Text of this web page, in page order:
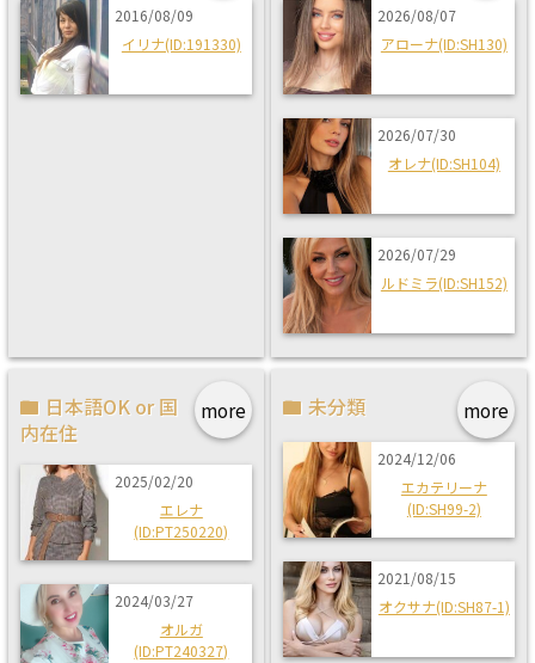
2016/08/09
イリナ(ID:191330)
2026/08/07
アローナ(ID:SH130)
2026/07/30
オレナ(ID:SH104)
2026/07/29
ルドミラ(ID:SH152)
more
日本語OK or 国
内在住
2025/02/20
エレナ
(ID:PT250220)
2024/03/27
オルガ
(ID:PT240327)
more
未分類
2024/12/06
エカテリーナ
(ID:SH99-2)
2021/08/15
オクサナ(ID:SH87-1)